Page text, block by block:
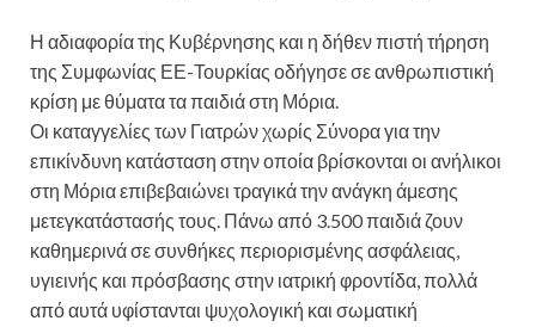
Η αδιαφορία της Κυβέρνησης και η δήθεν πιστή τήρηση
της Συμφωνίας ΕΕ-Τουρκίας οδήγησε σε ανθρωπιστική
κρίση με θύματα τα παιδιά στη Μόρια.
Οι καταγγελίες των Γιατρών χωρίς Σύνορα για την
επικίνδυνη κατάσταση στην οποία βρίσκονται οι ανήλικοι
στη Μόρια επιβεβαιώνει τραγικά την ανάγκη άμεσης
μετεγκατάστασής τους. Πάνω από 3.500 παιδιά ζουν
καθημερινά σε συνθήκες περιορισμένης ασφάλειας,
υγιεινής και πρόσβασης στην ιατρική φροντίδα, πολλά
από αυτά υφίστανται ψυχολογική και σωματική